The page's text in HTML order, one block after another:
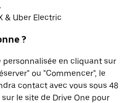
& Uber Electric
?
en cliquant sur
ou "Commencer", le
contact avec vous sous 48
le site de Drive One pour